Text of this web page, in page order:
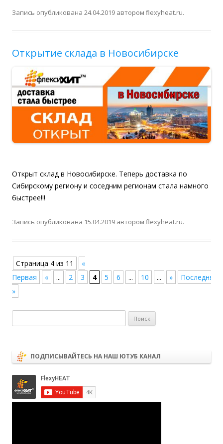
Запись опубликована 24.04.2019 автором flexyheat.ru.
Открытие склада в Новосибирске
Открыт склад в Новосибирске. Теперь доставка по
Сибирскому региону и соседним регионам стала намного
быстрее!!!
Запись опубликована 15.04.2019 автором flexyheat.ru.
Навигация по записям
Страница 4 из 11
«
Первая
« ... 2 3 4 5 6 ... 10 ... »
Последняя
»
ПОДПИСЫВАЙТЕСЬ НА НАШ ЮТУБ КАНАЛ